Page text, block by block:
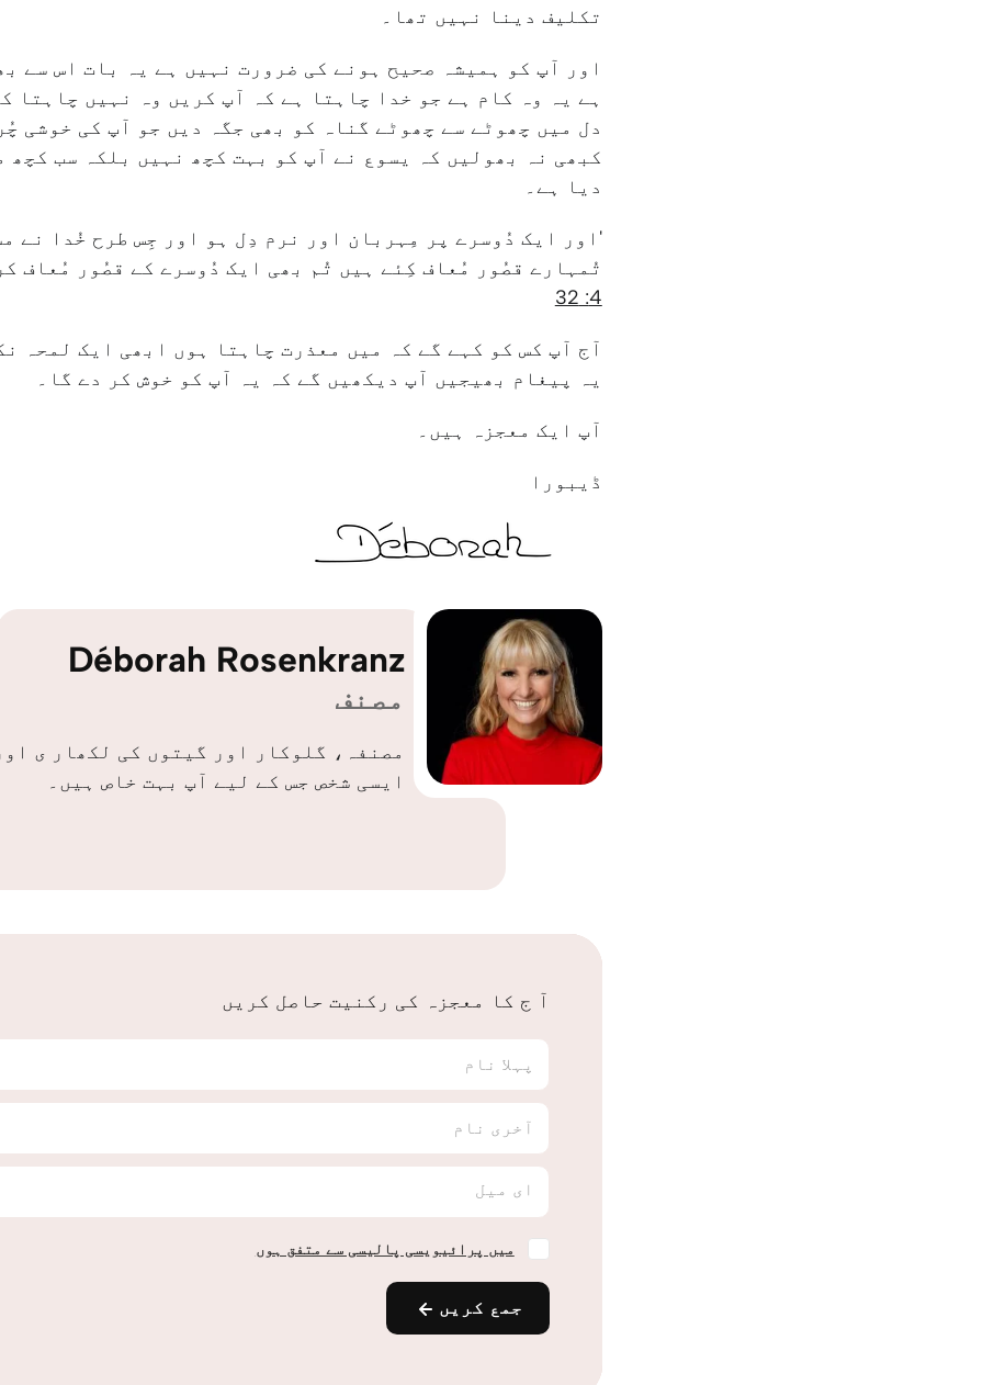
تکلیف دینا نہیں تھا۔
اور آپ کو ہمیشہ صحیح ہونے کی ضرورت نہیں ہے یہ بات اس سے
ہے یہ وہ کام ہے جو خدا چاہتا ہے کہ آپ کریں وہ نہیں چاہتا
دل میں چھوٹے سے چھوٹے گناہ کو بھی جگہ دیں جو آپ کی خوشی
کبھی نہ بھولیں کہ یسوع نے آپ کو بہت کچھ نہیں بلکہ سب کچھ
دیا ہے۔
'اور ایک دُوسرے پر مِہربان اور نرم دِل ہو اور جِس طرح خُدا نے
تُمہارے قصُور مُعاف کِئے ہیں تُم بھی ایک دُوسرے کے قصُور مُعاف
4: 32
آج آپ کس کو کہے گے کہ میں معذرت چاہتا ہوں ابھی ایک لمحہ
یہ پیغام بھیجیں آپ دیکھیں گے کہ یہ آپ کو خوش کر دے گا۔
آپ ایک معجزہ ہیں۔
ڈیبورا
Déborah Rosenkranz
مصنف
مصنفہ، گلوکار اور گیتوں کی لکھار ی
ایسی شخص جس کے لیے آپ بہت خاص ہیں۔
آ ج کا معجزہ کی رکنیت حاصل کریں
پہلا نام
آخری نام
ای میل
میں پرائیویسی پالیسی سے متفق ہوں
جمع کریں